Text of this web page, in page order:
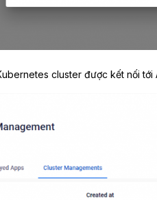
cluster được kết nối